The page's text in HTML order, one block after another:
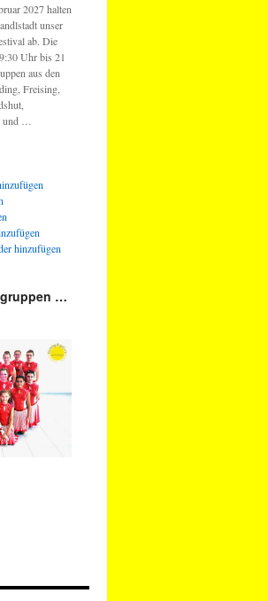
2027 halten
unser
ab. Die
Uhr bis 21
aus den
Freising,
…
hinzufügen
…